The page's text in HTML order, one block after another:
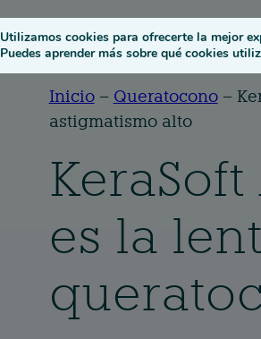
Soluciones
Inicio– Queratocono–
astigmatismo alto
es la
Utilizamos cookies para ofrecerte la mejor
Puedes aprender más sobre qué cookies